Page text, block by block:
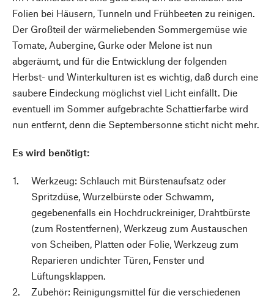
Folien bei Häusern, Tunneln und Frühbeeten zu reinigen.
Der Großteil der wärmeliebenden Sommergemüse wie
Tomate, Aubergine, Gurke oder Melone ist nun
abgeräumt, und für die Entwicklung der folgenden
Herbst- und Winterkulturen ist es wichtig, daß durch eine
saubere Eindeckung möglichst viel Licht einfällt. Die
eventuell im Sommer aufgebrachte Schattierfarbe wird
nun entfernt, denn die Septembersonne sticht nicht mehr.
Es wird benötigt:
Werkzeug: Schlauch mit Bürstenaufsatz oder
Spritzdüse, Wurzelbürste oder Schwamm,
gegebenenfalls ein Hochdruckreiniger, Drahtbürste
(zum Rostentfernen), Werkzeug zum Austauschen
von Scheiben, Platten oder Folie, Werkzeug zum
Reparieren undichter Türen, Fenster und
Lüftungsklappen.
Zubehör: Reinigungsmittel für die verschiedenen